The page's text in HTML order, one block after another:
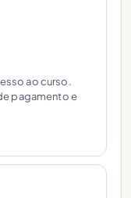
ao curso.
pagamento e